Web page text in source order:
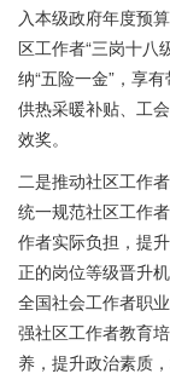
入本级政府年度预
区工作者“三岗十八
纳“五险一金”，享
供热采暖补贴、工
效奖。
二是推动社区工作
统一规范社区工作
作者实际负担，提
正的岗位等级晋升
全国社会工作者职
强社区工作者教育
养，提升政治素质